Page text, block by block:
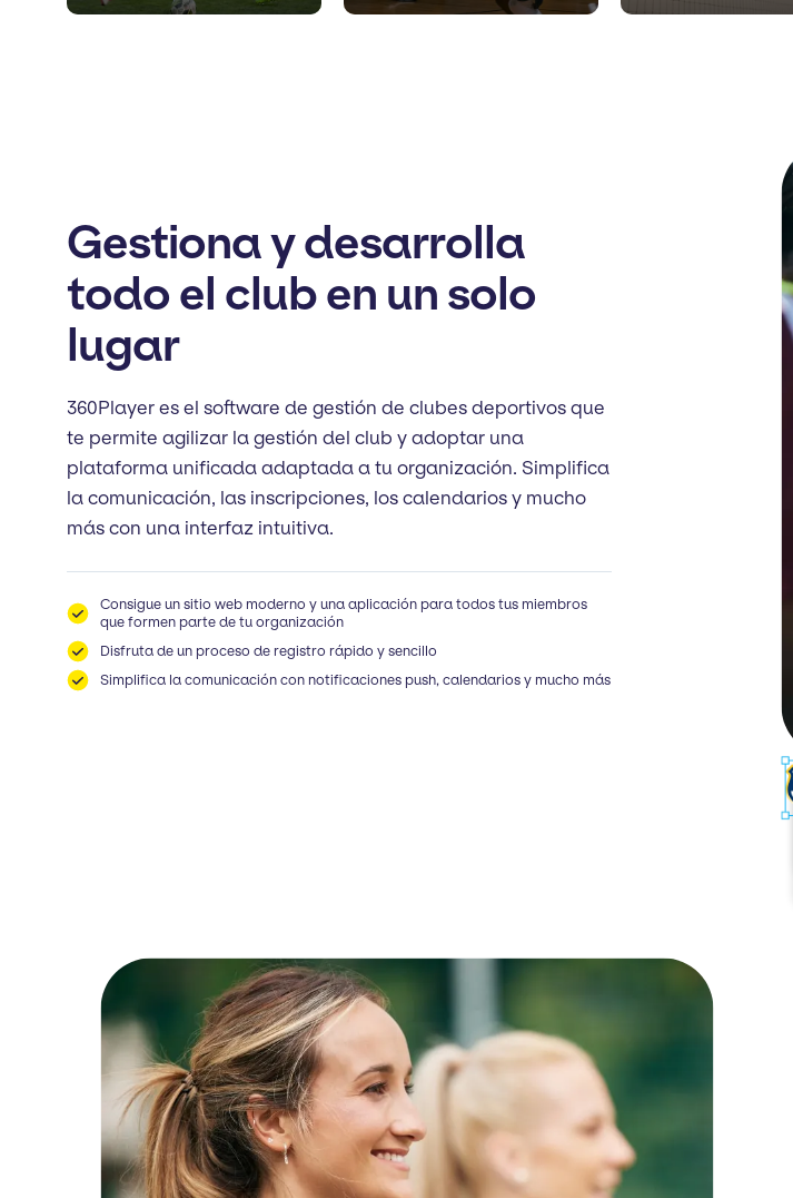
Gestiona y desarrolla
todo el club en un solo
lugar
360Player es el software de gestión de clubes deportivos que
te permite agilizar la gestión del club y adoptar una
plataforma unificada adaptada a tu organización. Simplifica
la comunicación, las inscripciones, los calendarios y mucho
más con una interfaz intuitiva.
Consigue un sitio web moderno y una aplicación para todos tus miembros
que formen parte de tu organización
Disfruta de un proceso de registro rápido y sencillo
Simplifica la comunicación con notificaciones push, calendarios y mucho más